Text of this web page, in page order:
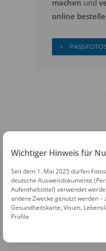
machen und
online
Fotofix Automat
Nord
Lenhartzstr.28 · 22335
Fotofix Automat
Wichtiger Hinweis für
Seit dem 1. Mai 2025 dürfen
deutsche Ausweisdokumente
Aufenthaltstitel) verwendet
andere Zwecke genutzt werden
Gesundheitskarte, Visum,
Profile